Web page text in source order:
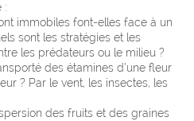
:
immobiles font-elles face à un
sont les stratégies et les
les prédateurs ou le milieu ?
des étamines d’une fleur
? Par le vent, les insectes, les
des fruits et des graines